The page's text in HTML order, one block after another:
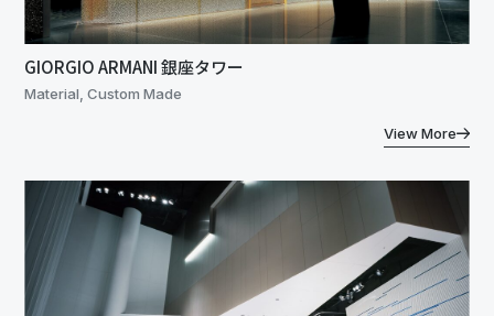
GIORGIO ARMANI 銀座タワー
Material, Custom Made
View More